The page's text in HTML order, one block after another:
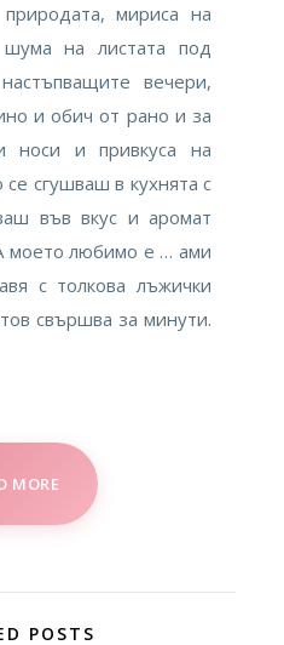
мириса на
на листата под
вечери,
и обич от рано и за
носи и привкуса на
сгушваш в кухнята с
във вкус и аромат
моето любимо е … ами
с толкова лъжички
свършва за минути.
MORE
POSTS